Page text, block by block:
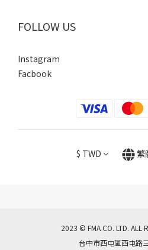
FOLLOW US
Instagram
Facbook
$ TWD 繁
2023 © FMA CO. LTD. ALL
台中市西屯區西屯路